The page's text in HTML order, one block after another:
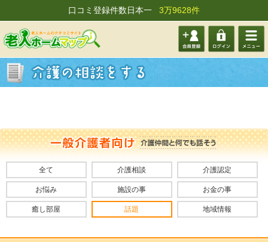
口コミ登録件数日本一 3万9628件
会員登 ログイ メニュ
全て 介護相談 介護認定
お悩み 施設の事 お金の事
癒し部屋 話題 地域情報